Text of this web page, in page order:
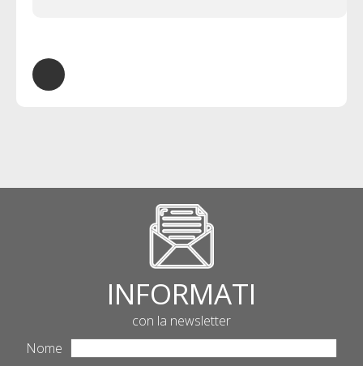
INFORMATI
con la newsletter
Nome